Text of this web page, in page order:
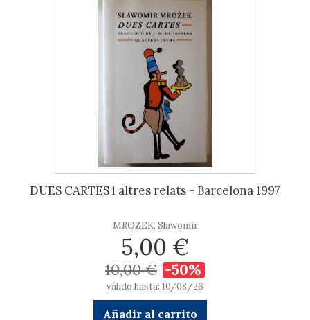
DUES CARTES i altres relats - Barcelona 1997
MROZEK, Slawomir
5,00 €
10,00 € -50%
válido hasta: 10/08/26
Añadir al carrito